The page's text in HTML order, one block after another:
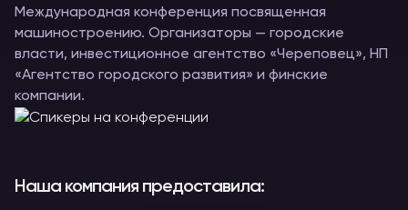
Международная конференция посвященная
машиностроению. Организаторы — городские
власти, инвестиционное агентство «Череповец», НП
«Агентство городского развития» и финские
компании.
Наша компания предоставила: